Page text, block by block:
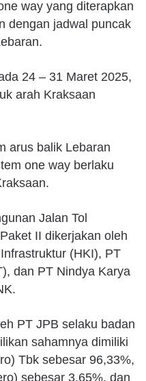
way yang diterapkan
dengan jadwal puncak
24 – 31 Maret 2025,
arah Kraksaan
arus balik Lebaran
one way berlaku
Jalan Tol
II dikerjakan oleh
(HKI), PT
dan PT Nindya Karya
PT JPB selaku badan
sahamnya dimiliki
Tbk sebesar 96,33%,
sebesar 3,65%, dan